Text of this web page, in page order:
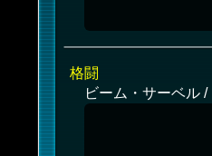
格闘
ビーム・サーベル